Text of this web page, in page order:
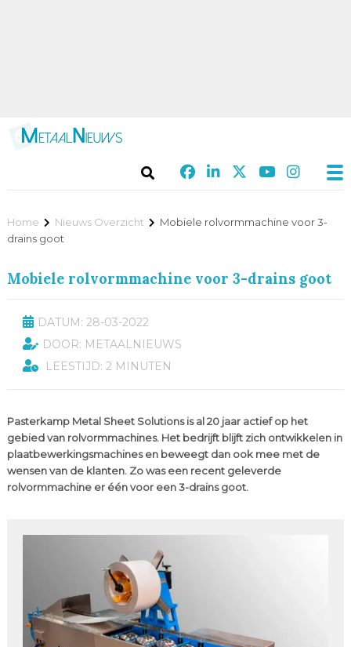
Home Nieuws Overzicht
Mobiele rolvormmachine voor 3-
drains goot
Mobiele rolvormmachine voor 3-drains goot
DATUM: 28-03-2022
DOOR: METAALNIEUWS
LEESTIJD: 2 MINUTEN
Pasterkamp Metal Sheet Solutions is al 20 jaar actief op het
gebied van rolvormmachines. Het bedrijft blijft zich ontwikkelen in
plaatbewerkingsmachines en beweegt dan ook mee met de
wensen van de klanten. Zo was een recent geleverde
rolvormmachine er één voor een 3-drains goot.